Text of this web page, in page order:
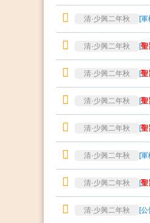
清·少興二年秋 [軍
清·少興二年秋 [聖
清·少興二年秋 [聖
清·少興二年秋 [聖
清·少興二年秋 [聖
清·少興二年秋 [軍
清·少興二年秋 [聖
清·少興二年秋 [公